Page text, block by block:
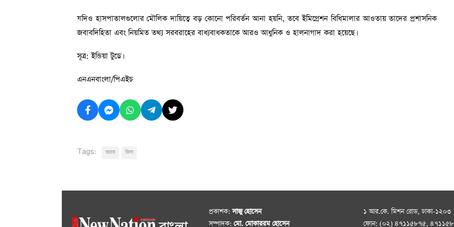
যদিও হাসপাতালগুলোর মৌলিক দায়িত্বে বড় কোনো পরিবর্তন আনা হয়নি, তবে ইমিগ্রেশন বিধিমালার আওতায় তাদের প্রশাসনিক
জবাবদিহিতা এবং নিয়মিত তথ্য সরবরাহের বাধ্যবাধকতাকে আরও আধুনিক ও হালনাগাদ করা হয়েছে।
সূত্র: ইন্ডিয়া টুডে।
এনএনবাংলা/পিএইচ
Tags: ভারত ভিসা
প্রকাশক:সাজু হোসেন
সম্পাদক: মো. মোকাররম হোসেন
১ আর.কে. মিশন রোড, ঢাকা-১২০৩
ফোন: (০২) ৪৭১১৫৮৭৫,